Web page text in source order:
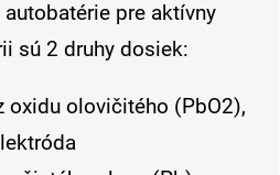
pre aktívny
sú 2 druhy dosiek:
oxidu olovičitého (PbO2),